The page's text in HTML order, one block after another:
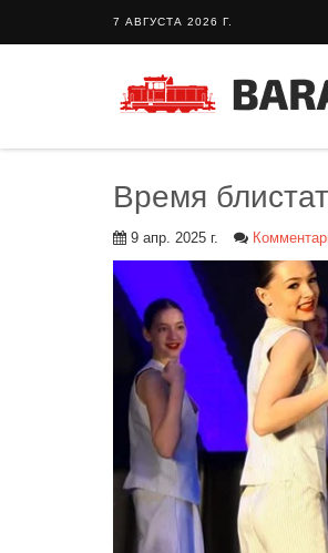
7 АВГУСТА 2026 Г.
Время
9 апр. 2025 г.